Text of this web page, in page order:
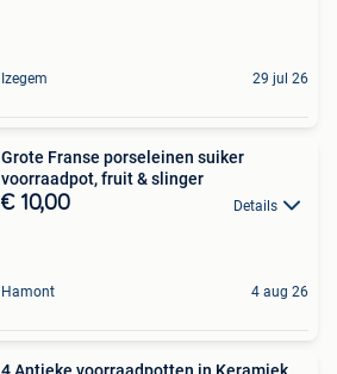
Izegem 29 jul 26
Grote Franse porseleinen suiker
voorraadpot, fruit & slinger
€ 10,00 Details
Hamont 4 aug 26